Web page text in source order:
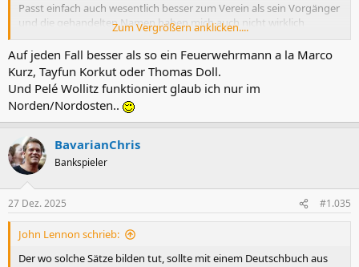
Passt einfach auch wesentlich besser zum Verein als sein Vorgänger
und die gehandelten Namen haben mich auch nicht wirklich
überzeugt.
Zum Vergrößern anklicken....
Auf jeden Fall besser als so ein Feuerwehrmann a la Marco
Kurz, Tayfun Korkut oder Thomas Doll.
Und Pelé Wollitz funktioniert glaub ich nur im
Norden/Nordosten..
BavarianChris
Bankspieler
27 Dez. 2025 #1.035
John Lennon schrieb:
Der wo solche Sätze bilden tut, sollte mit einem Deutschbuch aus